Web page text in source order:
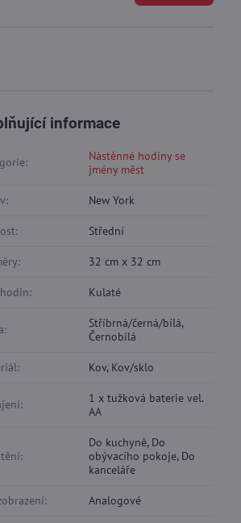
informace
Nástěnné hodiny se
jmény měst
New York
Střední
32 cm x 32 cm
Kulaté
Stříbrná/černá/bílá,
Černobílá
Kov, Kov/sklo
1 x tužková baterie vel.
AA
Do kuchyně, Do
obývacího pokoje, Do
kanceláře
Analogové